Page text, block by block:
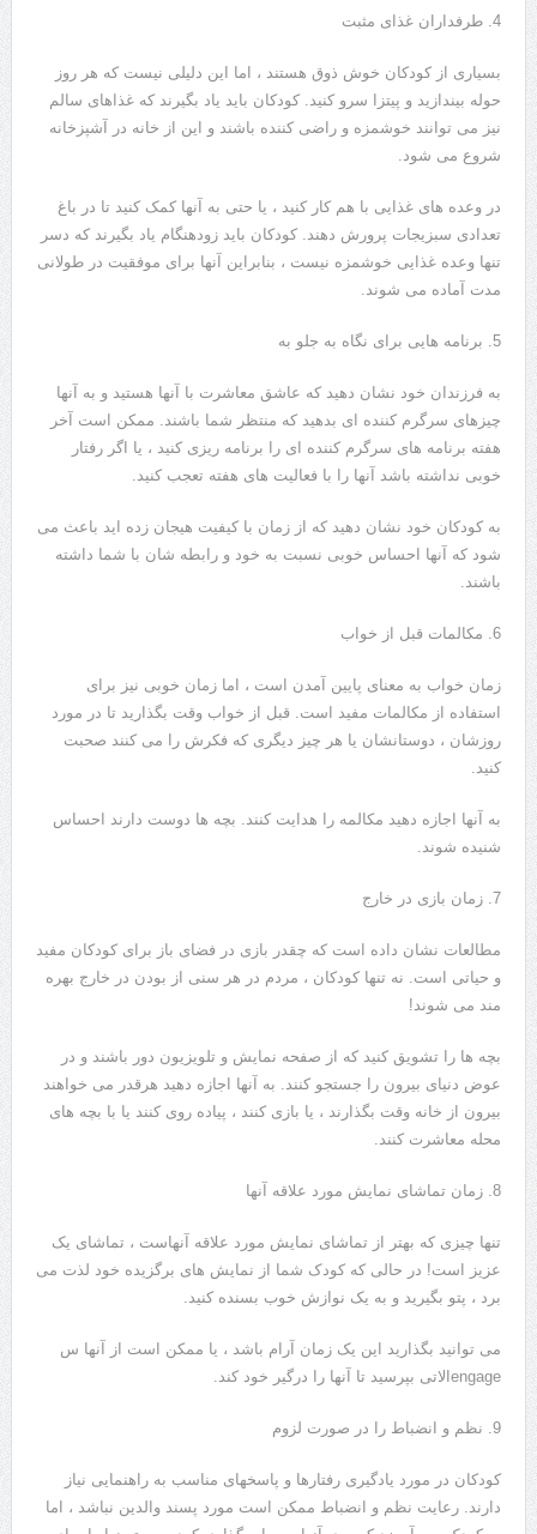
4. طرفداران غذای مثبت
بسیاری از کودکان خوش ذوق هستند ، اما این دلیلی نیست که هر روز
حوله بیندازید و پیتزا سرو کنید. کودکان باید یاد بگیرند که غذاهای سالم
نیز می توانند خوشمزه و راضی کننده باشند و این از خانه در آشپزخانه
شروع می شود.
در وعده های غذایی با هم کار کنید ، یا حتی به آنها کمک کنید تا در باغ
تعدادی سبزیجات پرورش دهند. کودکان باید زودهنگام یاد بگیرند که دسر
تنها وعده غذایی خوشمزه نیست ، بنابراین آنها برای موفقیت در طولانی
مدت آماده می شوند.
5. برنامه هایی برای نگاه به جلو به
به فرزندان خود نشان دهید که عاشق معاشرت با آنها هستید و به آنها
چیزهای سرگرم کننده ای بدهید که منتظر شما باشند. ممکن است آخر
هفته برنامه های سرگرم کننده ای را برنامه ریزی کنید ، یا اگر رفتار
خوبی نداشته باشد آنها را با فعالیت های هفته تعجب کنید.
به کودکان خود نشان دهید که از زمان با کیفیت هیجان زده اید باعث می
شود که آنها احساس خوبی نسبت به خود و رابطه شان با شما داشته
باشند.
6. مکالمات قبل از خواب
زمان خواب به معنای پایین آمدن است ، اما زمان خوبی نیز برای
استفاده از مکالمات مفید است. قبل از خواب وقت بگذارید تا در مورد
روزشان ، دوستانشان یا هر چیز دیگری که فکرش را می کنند صحبت
کنید.
به آنها اجازه دهید مکالمه را هدایت کنند. بچه ها دوست دارند احساس
شنیده شوند.
7. زمان بازی در خارج
مطالعات نشان داده است که چقدر بازی در فضای باز برای کودکان مفید
و حیاتی است. نه تنها کودکان ، مردم در هر سنی از بودن در خارج بهره
مند می شوند!
بچه ها را تشویق کنید که از صفحه نمایش و تلویزیون دور باشند و در
عوض دنیای بیرون را جستجو کنند. به آنها اجازه دهید هرقدر می خواهند
بیرون از خانه وقت بگذارند ، یا بازی کنند ، پیاده روی کنند یا با بچه های
محله معاشرت کنند.
8. زمان تماشای نمایش مورد علاقه آنها
تنها چیزی که بهتر از تماشای نمایش مورد علاقه آنهاست ، تماشای یک
عزیز است! در حالی که کودک شما از نمایش های برگزیده خود لذت می
برد ، پتو بگیرید و به یک نوازش خوب بسنده کنید.
می توانید بگذارید این یک زمان آرام باشد ، یا ممکن است از آنها س
engageالاتی بپرسید تا آنها را درگیر خود کند.
9. نظم و انضباط را در صورت لزوم
کودکان در مورد یادگیری رفتارها و پاسخهای مناسب به راهنمایی نیاز
دارند. رعایت نظم و انضباط ممکن است مورد پسند والدین نباشد ، اما